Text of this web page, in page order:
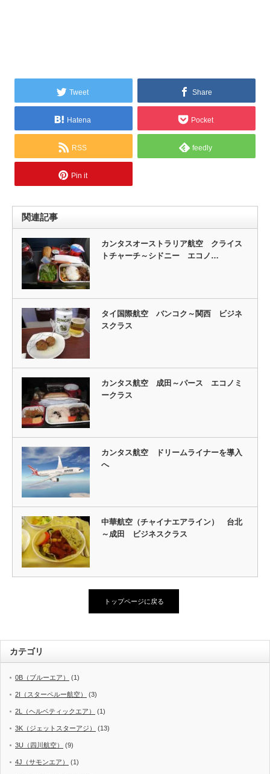
Tweet Share
Hatena Pocket
RSS feedly
Pin it
関連記事
カンタスオーストラリア航空 クライス
トチャーチ～シドニー エコノ…
タイ国際航空 バンコク～関西 ビジネ
スクラス
カンタス航空 成田～パース エコノミ
ークラス
カンタス航空 ドリームライナーを導入
へ
中華航空（チャイナエアライン） 台北
～成田 ビジネスクラス
トップページに戻る
カテゴリ
0B（ブルーエア） (1)
2I（スターペルー航空） (3)
2L（ヘルベティックエア） (1)
3K（ジェットスターアジ） (13)
3U（四川航空） (9)
4J（サモンエア） (1)